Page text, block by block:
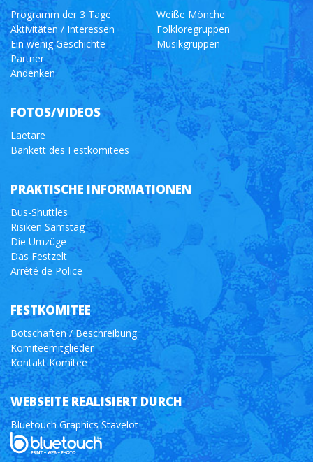
Programm der 3 Tage
Aktivitäten / Interessen
Ein wenig Geschichte
Partner
Andenken
Weiße Mönche
Folkloregruppen
Musikgruppen
FOTOS/VIDEOS
Laetare
Bankett des Festkomitees
PRAKTISCHE INFORMATIONEN
Bus-Shuttles
Risiken Samstag
Die Umzüge
Das Festzelt
Arrêté de Police
FESTKOMITEE
Botschaften / Beschreibung
Komiteemitglieder
Kontakt Komitee
WEBSEITE REALISIERT DURCH
Bluetouch Graphics Stavelot